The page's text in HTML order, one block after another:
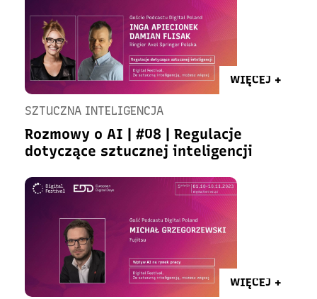
WIĘCEJ +
SZTUCZNA INTELIGENCJA
Rozmowy o AI | #08 | Regulacje
dotyczące sztucznej inteligencji
WIĘCEJ +